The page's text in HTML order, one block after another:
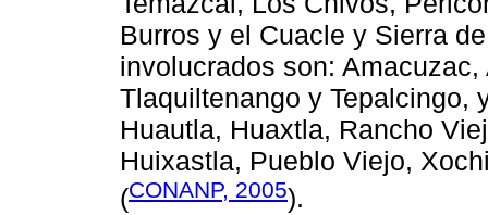
Burros y el Cuacle y Sierra
involucrados son:
Tlaquiltenango y Tepalcingo,
Huautla, Huaxtla, Rancho
Huixastla, Pueblo Viejo,
(CONANP, 2005).